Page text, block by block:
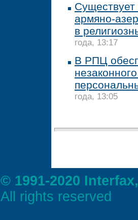
Существует
армяно-
в
года, 13:17
В РПЦ
года, 13:05
© 1991-2020
All rights reserved